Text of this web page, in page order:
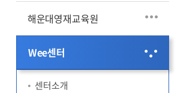
공시송달공고
칭찬합시다
현장체험학습결과공개방
해운대영재교육원
Wee센터
센터소개